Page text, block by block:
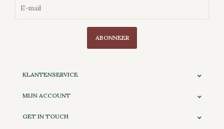
ABONNEER
KLANTENSERVICE
MIJN ACCOUNT
GET IN TOUCH